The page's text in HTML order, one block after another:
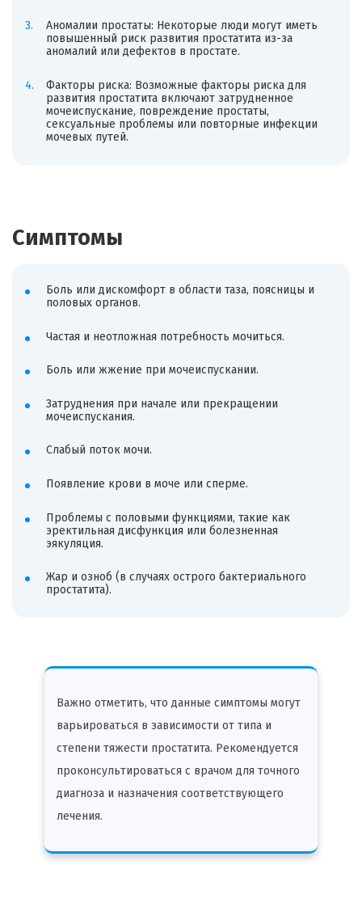
Аномалии простаты: Некоторые люди могут иметь
повышенный риск развития простатита из-за
аномалий или дефектов в простате.
Факторы риска: Возможные факторы риска для
развития простатита включают затрудненное
мочеиспускание, повреждение простаты,
сексуальные проблемы или повторные инфекции
мочевых путей.
Симптомы
Боль или дискомфорт в области таза, поясницы и
половых органов.
Частая и неотложная потребность мочиться.
Боль или жжение при мочеиспускании.
Затруднения при начале или прекращении
мочеиспускания.
Слабый поток мочи.
Появление крови в моче или сперме.
Проблемы с половыми функциями, такие как
эректильная дисфункция или болезненная
эякуляция.
Жар и озноб (в случаях острого бактериального
простатита).
Важно отметить, что данные симптомы могут
варьироваться в зависимости от типа и
степени тяжести простатита. Рекомендуется
проконсультироваться с врачом для точного
диагноза и назначения соответствующего
лечения.